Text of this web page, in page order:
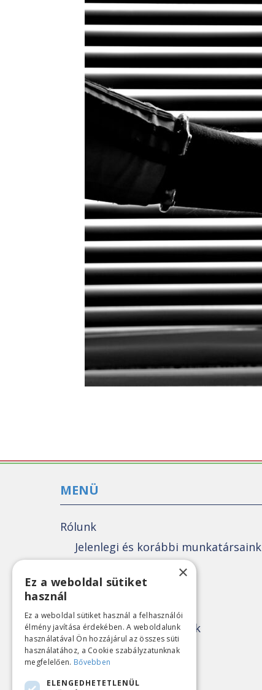
MENÜ
Rólunk
Jelenlegi és korábbi munkatársaink
Tevékenységeink
Közvélemény-kutatások
Politikai elemzések
Gazdaságkutatások
×
Ez a weboldal sütiket
használ
Ez a weboldal sütiket használ a felhasználói
élmény javítása érdekében. A weboldalunk
használatával Ön hozzájárul az összes süti
használatához, a Cookie szabályzatunknak
megfelelően. Bővebben
ELENGEDHETETLENÜL